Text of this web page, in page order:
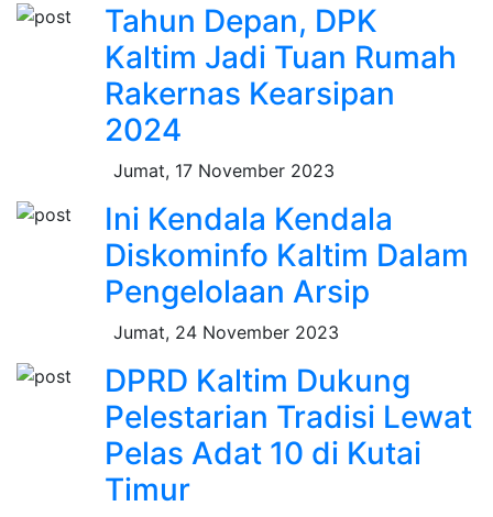
Tahun Depan, DPK
Kaltim Jadi Tuan Rumah
Rakernas Kearsipan
2024
Jumat, 17 November 2023
Ini Kendala Kendala
Diskominfo Kaltim Dalam
Pengelolaan Arsip
Jumat, 24 November 2023
DPRD Kaltim Dukung
Pelestarian Tradisi Lewat
Pelas Adat 10 di Kutai
Timur